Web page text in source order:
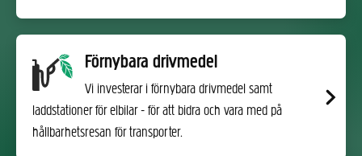
Förnybara drivmedel
Vi investerar i förnybara drivmedel samt
laddstationer för elbilar - för att bidra och vara med på
hållbarhetsresan för transporter.